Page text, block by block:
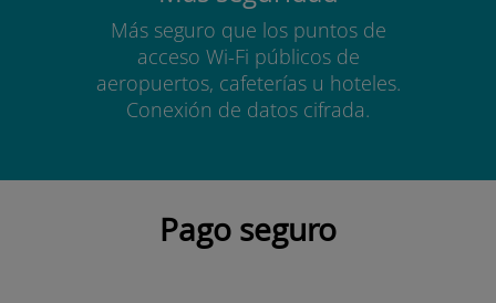
Más seguro que los puntos de
acceso Wi-Fi públicos de
aeropuertos, cafeterías u hoteles.
Conexión de datos cifrada.
Pago seguro